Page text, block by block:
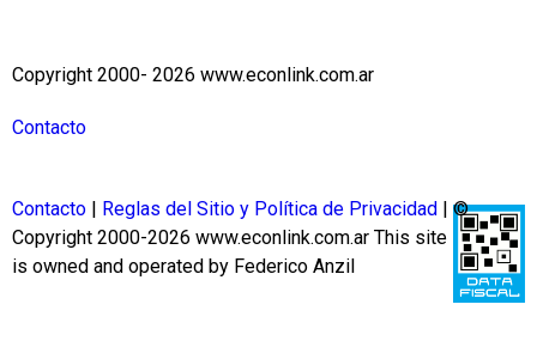
Copyright 2000- 2026 www.econlink.com.ar
Contacto
Contacto Reglas del Sitio y Política de Privacidad
| ©
Copyright 2000-2026 www.econlink.com.ar This site
is owned and operated by Federico Anzil